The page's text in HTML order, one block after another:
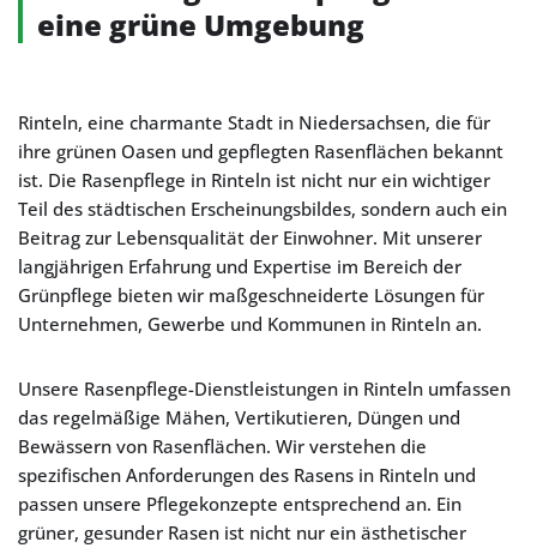
eine grüne Umgebung
Rinteln, eine charmante Stadt in Niedersachsen, die für
ihre grünen Oasen und gepflegten Rasenflächen bekannt
ist. Die Rasenpflege in Rinteln ist nicht nur ein wichtiger
Teil des städtischen Erscheinungsbildes, sondern auch ein
Beitrag zur Lebensqualität der Einwohner. Mit unserer
langjährigen Erfahrung und Expertise im Bereich der
Grünpflege bieten wir maßgeschneiderte Lösungen für
Unternehmen, Gewerbe und Kommunen in Rinteln an.
Unsere Rasenpflege-Dienstleistungen in Rinteln umfassen
das regelmäßige Mähen, Vertikutieren, Düngen und
Bewässern von Rasenflächen. Wir verstehen die
spezifischen Anforderungen des Rasens in Rinteln und
passen unsere Pflegekonzepte entsprechend an. Ein
grüner, gesunder Rasen ist nicht nur ein ästhetischer